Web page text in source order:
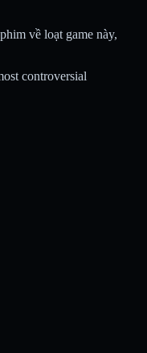
về loạt game này,
controversial